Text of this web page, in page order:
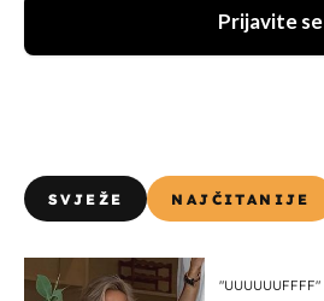
Prijavite se
SVJEŽE NAJČITANIJE
"UUUUUUFFFF"